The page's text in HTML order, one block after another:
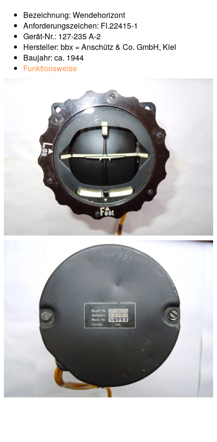
Bezeichnung: Wendehorizont
Anforderungszeichen: Fl.22415-1
Gerät-Nr.: 127-235 A-2
Hersteller: bbx = Anschütz & Co. GmbH, Kiel
Baujahr: ca. 1944
Funktionsweise